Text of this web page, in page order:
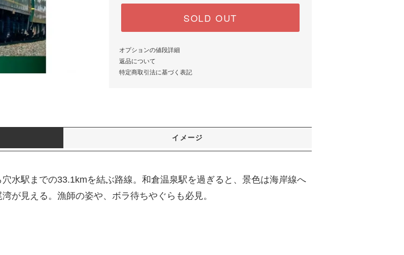
SOLD OUT
オプションの値段詳細
返品について
特定商取引法に基づく表記
イメージ
水駅までの33.1kmを結ぶ路線。和倉温泉駅を過ぎると、景色は海岸線へ
が見える。漁師の姿や、ボラ待ちやぐらも必見。